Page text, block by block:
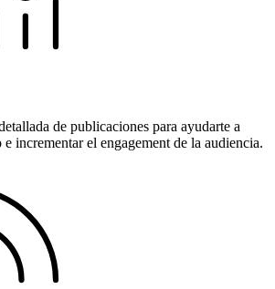
de publicaciones para ayudarte a
incrementar el engagement de la audiencia.